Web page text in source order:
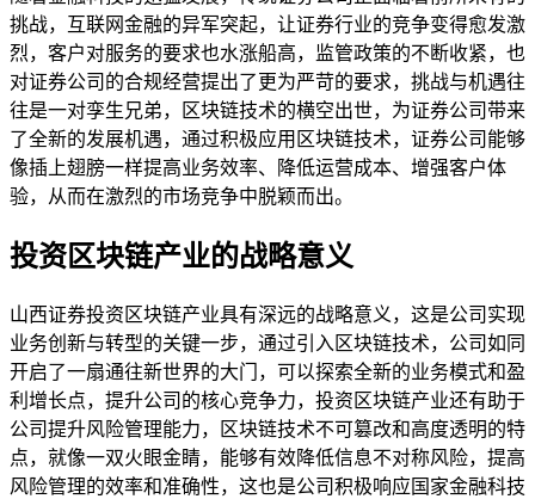
挑战，互联网金融的异军突起，让证券行业的竞争变得愈发激
烈，客户对服务的要求也水涨船高，监管政策的不断收紧，也
对证券公司的合规经营提出了更为严苛的要求，挑战与机遇往
往是一对孪生兄弟，区块链技术的横空出世，为证券公司带来
了全新的发展机遇，通过积极应用区块链技术，证券公司能够
像插上翅膀一样提高业务效率、降低运营成本、增强客户体
验，从而在激烈的市场竞争中脱颖而出。
投资区块链产业的战略意义
山西证券投资区块链产业具有深远的战略意义，这是公司实现
业务创新与转型的关键一步，通过引入区块链技术，公司如同
开启了一扇通往新世界的大门，可以探索全新的业务模式和盈
利增长点，提升公司的核心竞争力，投资区块链产业还有助于
公司提升风险管理能力，区块链技术不可篡改和高度透明的特
点，就像一双火眼金睛，能够有效降低信息不对称风险，提高
风险管理的效率和准确性，这也是公司积极响应国家金融科技